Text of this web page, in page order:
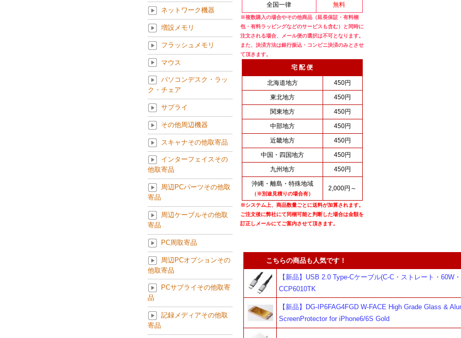
全国一律 無料
※複数購入の場合やその他商品（延長保証・有料梱
包・有料ラッピングなどのサービスも含む）と同時に
注文される場合、メール便の選択は不可となります。
また、決済方法は銀行振込・コンビニ決済のみとさせ
て頂きます。
宅 配 便
北海道地方
450円
東北地方
450円
関東地方
450円
中部地方
450円
近畿地方
450円
中国・四国地方
450円
九州地方
450円
沖縄・離島・特殊地域
（※別途見積りの場合有）
2,000円～
※システム上、商品数量ごとに送料が加算されます。
ご注文後に弊社にて同梱可能と判断した場合は金額を
訂正しメールにてご案内させて頂きます。
こちらの商品も人気です！
【新品】USB 2.0 Type-Cケーブル(C-C・ストレート・60W
CCP6010TK
【新品】DG-IP6FAG4FGD W-FACE High Grade Glass &
ScreenProtector for iPhone6/6S Gold
ネットワーク機器
増設メモリ
フラッシュメモリ
マウス
パソコンデスク・ラッ
ク・チェア
サプライ
その他周辺機器
スキャナその他取寄品
インターフェイスその
他取寄品
周辺PCパーツその他取
寄品
周辺ケーブルその他取
寄品
PC周取寄品
周辺PCオプションその
他取寄品
PCサプライその他取寄
品
記録メディアその他取
寄品